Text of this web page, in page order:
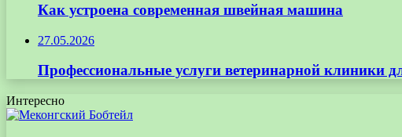
Как устроена современная швейная машина
27.05.2026
Профессиональные услуги ветеринарной клиники
Интересно